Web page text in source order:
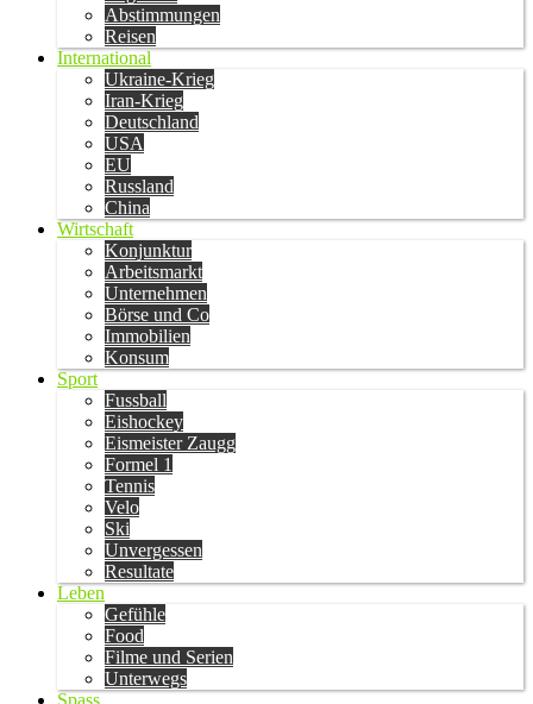
Abstimmungen
Reisen
International
Ukraine-Krieg
Iran-Krieg
Deutschland
USA
EU
Russland
China
Wirtschaft
Konjunktur
Arbeitsmarkt
Unternehmen
Börse und Co
Immobilien
Konsum
Sport
Fussball
Eishockey
Eismeister Zaugg
Formel 1
Tennis
Velo
Ski
Unvergessen
Resultate
Leben
Gefühle
Food
Filme und Serien
Unterwegs
Spass